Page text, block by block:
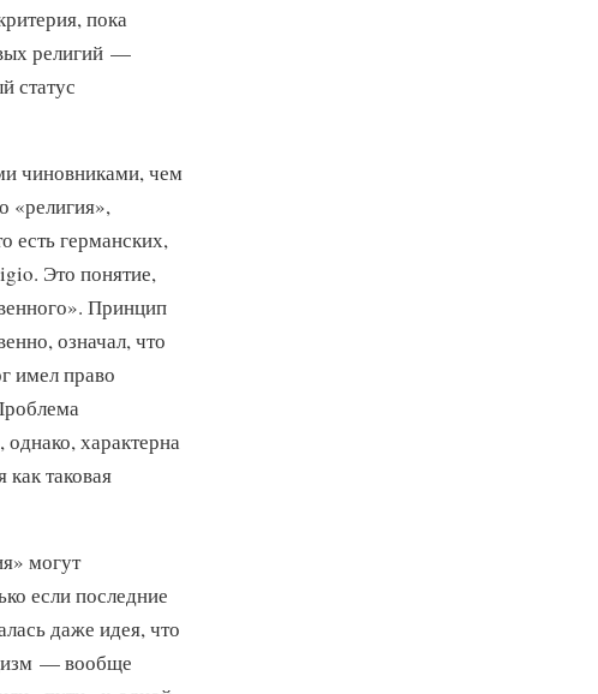
пока
религий —
статус
чиновниками, чем
«религия»,
есть германских,
Это понятие,
Принцип
означал, что
имел право
характерна
таковая
могут
если последние
даже идея, что
— вообще